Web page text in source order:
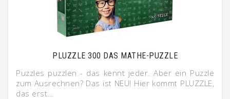
PLUZZLE 300 DAS MATHE-PUZZLE
Puzzles puzzlen - das kennt jeder. Aber ein Puzzle
zum Ausrechnen? Das ist NEU! Hier kommt PLUZZLE,
das erst…